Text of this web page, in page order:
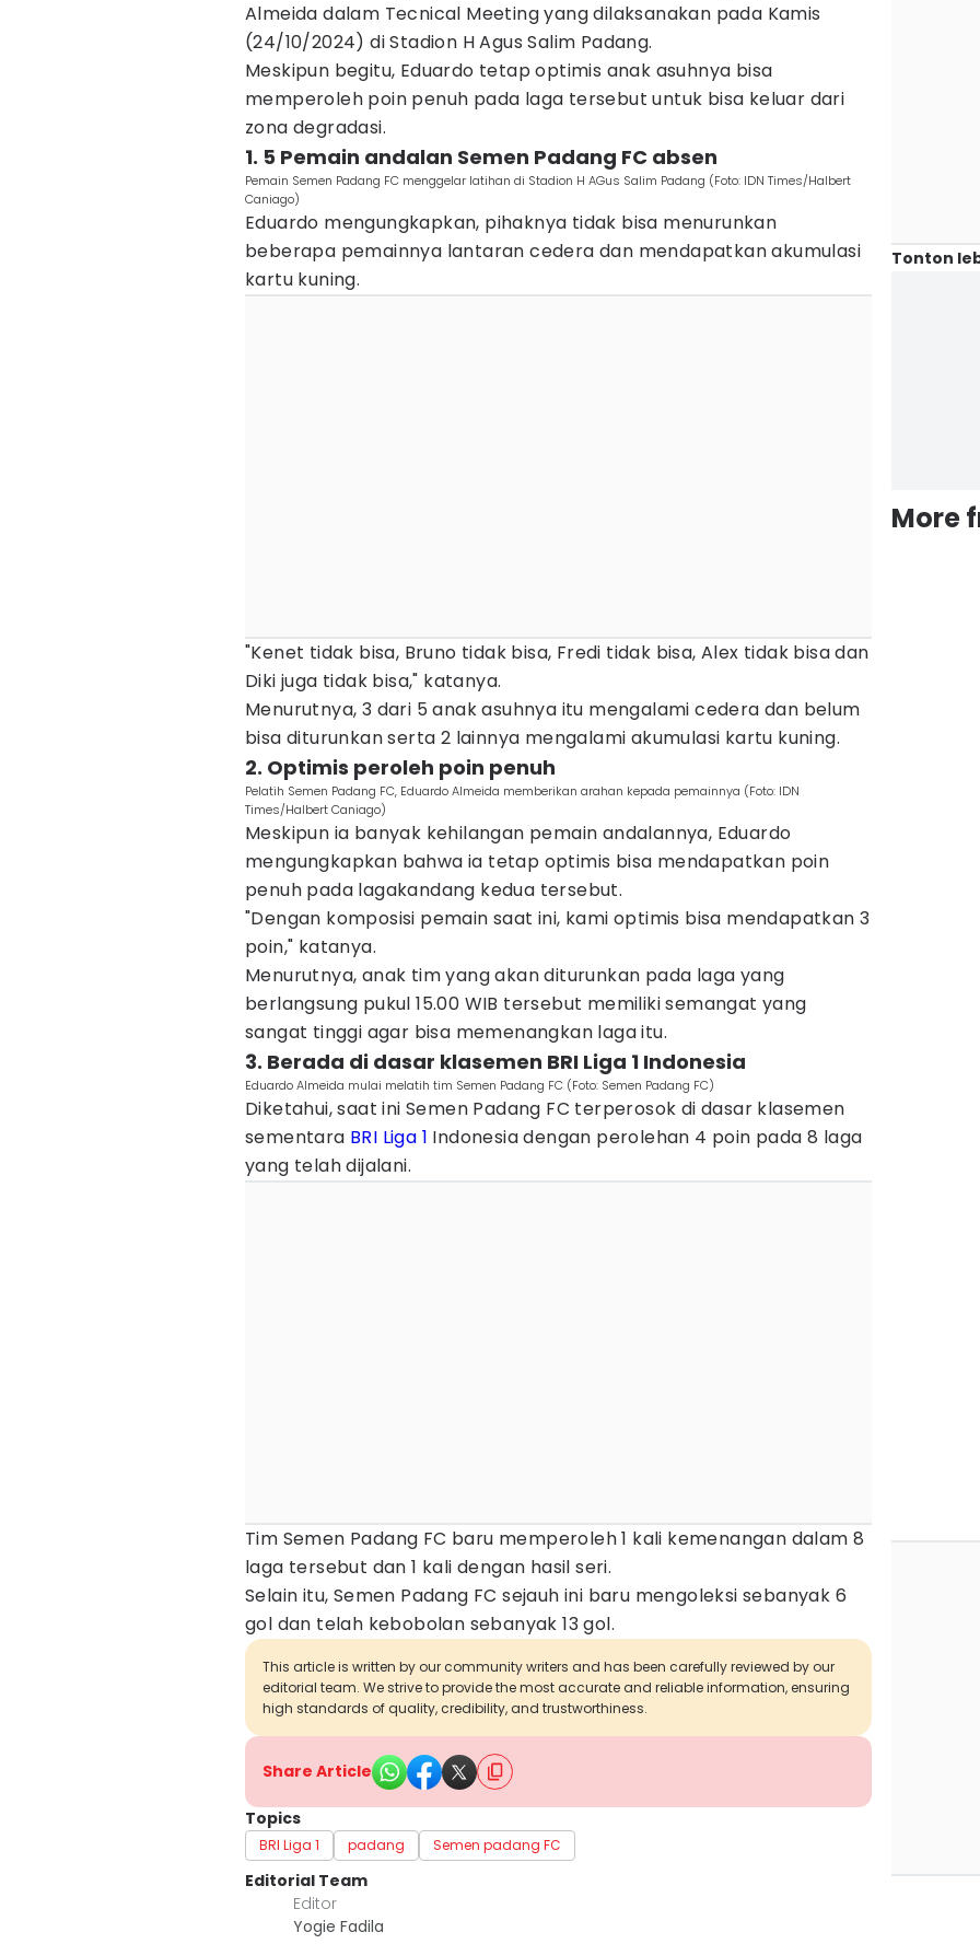
Almeida dalam Tecnical Meeting yang dilaksanakan pada Kamis
(24/10/2024) di Stadion H Agus Salim Padang.
Meskipun begitu, Eduardo tetap optimis anak asuhnya bisa
memperoleh poin penuh pada laga tersebut untuk bisa keluar dari
zona degradasi.
1. 5 Pemain andalan Semen Padang FC absen
Pemain Semen Padang FC menggelar latihan di Stadion H AGus Salim Padang (Foto: IDN Times/Halbert
Caniago)
Eduardo mengungkapkan, pihaknya tidak bisa menurunkan
beberapa pemainnya lantaran cedera dan mendapatkan akumulasi
kartu kuning.
"Kenet tidak bisa, Bruno tidak bisa, Fredi tidak bisa, Alex tidak bisa dan
Diki juga tidak bisa," katanya.
Menurutnya, 3 dari 5 anak asuhnya itu mengalami cedera dan belum
bisa diturunkan serta 2 lainnya mengalami akumulasi kartu kuning.
2. Optimis peroleh poin penuh
Pelatih Semen Padang FC, Eduardo Almeida memberikan arahan kepada pemainnya (Foto: IDN
Times/Halbert Caniago)
Meskipun ia banyak kehilangan pemain andalannya, Eduardo
mengungkapkan bahwa ia tetap optimis bisa mendapatkan poin
penuh pada lagakandang kedua tersebut.
"Dengan komposisi pemain saat ini, kami optimis bisa mendapatkan 3
poin," katanya.
Menurutnya, anak tim yang akan diturunkan pada laga yang
berlangsung pukul 15.00 WIB tersebut memiliki semangat yang
sangat tinggi agar bisa memenangkan laga itu.
3. Berada di dasar klasemen BRI Liga 1 Indonesia
Eduardo Almeida mulai melatih tim Semen Padang FC (Foto: Semen Padang FC)
Diketahui, saat ini Semen Padang FC terperosok di dasar klasemen
sementara BRI Liga 1 Indonesia dengan perolehan 4 poin pada 8 laga
yang telah dijalani.
Tim Semen Padang FC baru memperoleh 1 kali kemenangan dalam 8
laga tersebut dan 1 kali dengan hasil seri.
Selain itu, Semen Padang FC sejauh ini baru mengoleksi sebanyak 6
gol dan telah kebobolan sebanyak 13 gol.
This article is written by our community writers and has been carefully reviewed by our
editorial team. We strive to provide the most accurate and reliable information, ensuring
high standards of quality, credibility, and trustworthiness.
Share Article
Topics
BRI Liga 1 padang Semen padang FC
Editorial Team
Editor
Yogie Fadila
Tonton
More